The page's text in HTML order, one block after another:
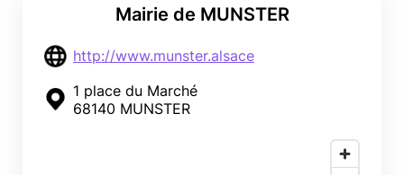
Mairie de MUNSTER
http://www.munster.alsace
1 place du Marché
68140 MUNSTER